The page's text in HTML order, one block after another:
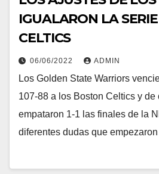
IGUALARON LA
CELTICS
06/06/2022 ADMIN
Los Golden State Warriors
107-88 a los Boston Celtics y de
empataron 1-1 las finales de la
diferentes dudas que